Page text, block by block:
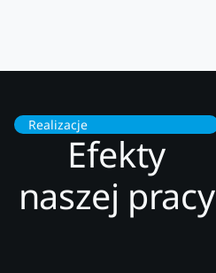
Realizacje
Efekty
naszej pracy